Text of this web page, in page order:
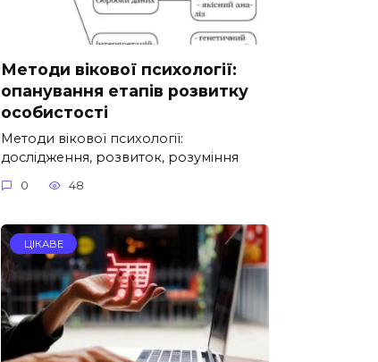
Методи вікової психології:
опанування етапів розвитку
особистості
Методи вікової психології:
дослідження, розвиток, розуміння
0 48
ЦІКАВЕ